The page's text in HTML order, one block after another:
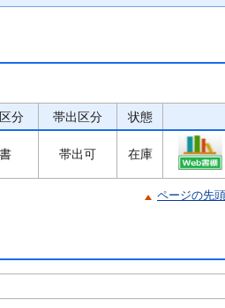
分 帯出区分 状態
帯出可 在庫
ページの先